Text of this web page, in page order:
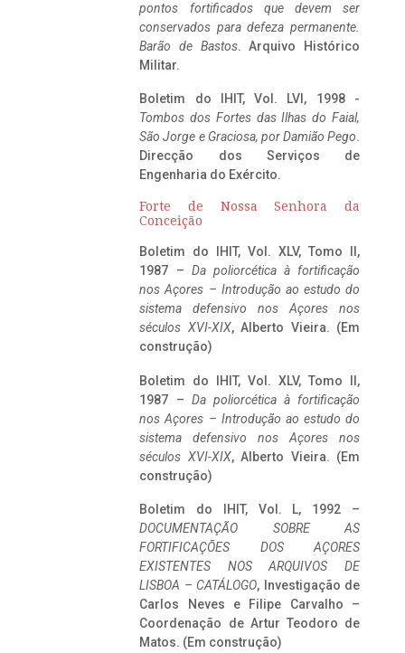
pontos fortificados que devem ser
conservados para defeza permanente.
Barão de Bastos. Arquivo Histórico
Militar.
Boletim do IHIT, Vol. LVI, 1998 -
Tombos dos Fortes das Ilhas do Faial,
São Jorge e Graciosa, por Damião Pego.
Direcção dos Serviços de
Engenharia do Exército.
Forte de Nossa Senhora da
Conceição
Boletim do IHIT, Vol. XLV, Tomo II,
1987 – Da poliorcética à fortificação
nos Açores – Introdução ao estudo do
sistema defensivo nos Açores nos
séculos XVI-XIX, Alberto Vieira. (Em
construção)
Boletim do IHIT, Vol. XLV, Tomo II,
1987 – Da poliorcética à fortificação
nos Açores – Introdução ao estudo do
sistema defensivo nos Açores nos
séculos XVI-XIX, Alberto Vieira. (Em
construção)
Boletim do IHIT, Vol. L, 1992 –
DOCUMENTAÇÃO SOBRE AS
FORTIFICAÇÕES DOS AÇORES
EXISTENTES NOS ARQUIVOS DE
LISBOA – CATÁLOGO, Investigação de
Carlos Neves e Filipe Carvalho –
Coordenação de Artur Teodoro de
Matos. (Em construção)